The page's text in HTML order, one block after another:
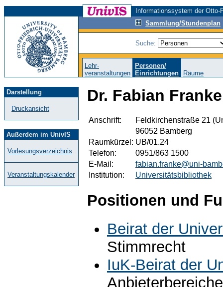
Informationssystem der
Sammlung/Stundenplan
Suche:
Lehr-
veranstaltungen
Personen/
Einrichtungen
Räume
Darstellung
Druckansicht
Außerdem im UnivIS
Vorlesungsverzeichnis
Veranstaltungskalender
Dr. Fabian
Anschrift:
Feldkirchenstraße 21
96052 Bamberg
Raumkürzel: UB/01.24
Telefon:
0951/863 1500
E-Mail:
fabian.franke@uni-
Institution:
Universitätsbibliothek
Positionen und
Beirat der
Stimmrecht
IuK-Beirat der
Anbieterbereiche